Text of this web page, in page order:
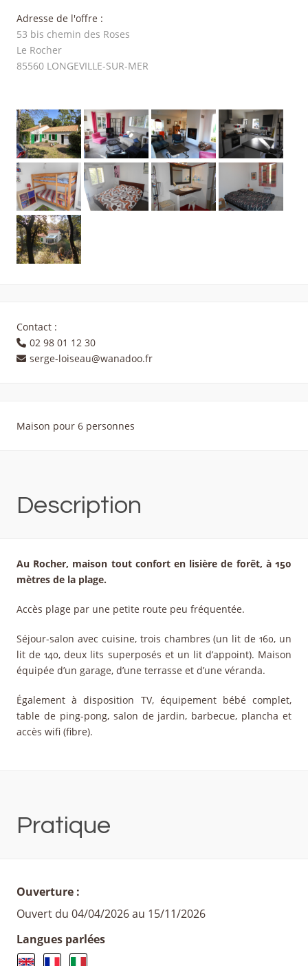
Adresse de l'offre :
53 bis chemin des Roses
Le Rocher
85560 LONGEVILLE-SUR-MER
Contact :
02 98 01 12 30
serge-loiseau@wanadoo.fr
Maison pour 6 personnes
Description
Au Rocher, maison tout confort en lisière de forêt, à 150
mètres de la plage.
Accès plage par une petite route peu fréquentée.
Séjour-salon avec cuisine, trois chambres (un lit de 160, un
lit de 140, deux lits superposés et un lit d’appoint). Maison
équipée d’un garage, d’une terrasse et d’une véranda.
Également à disposition TV, équipement bébé complet,
table de ping-pong, salon de jardin, barbecue, plancha et
accès wifi (fibre).
Pratique
Ouverture :
Ouvert du 04/04/2026 au 15/11/2026
Langues parlées